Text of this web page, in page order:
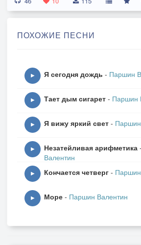
ни о чём не жалея,
листопадом и снегом,
и потерянным домом,
чем-то очень знакомым
Сладок дым папиросы,
ни к чему горевать,
на земле выживать.
ПОХОЖИЕ ПЕСНИ
▶ Я сегодня дождь - Паршин
▶ Тает дым сигарет - Паршин
▶ Я вижу яркий свет -
▶ Незатейливая арифметика -
Валентин
▶ Кончается четверг -
▶ Море - Паршин Валентин